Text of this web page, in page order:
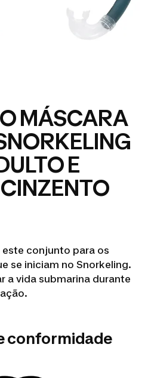
MÁSCARA
E
conjunto para os
se iniciam no Snorkeling.
a vida submarina durante
conformidade